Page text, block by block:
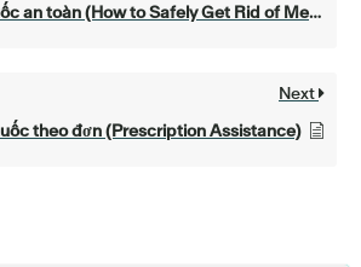
toàn (How to Safely Get Rid of Medicines)
Next
theo đơn (Prescription Assistance)